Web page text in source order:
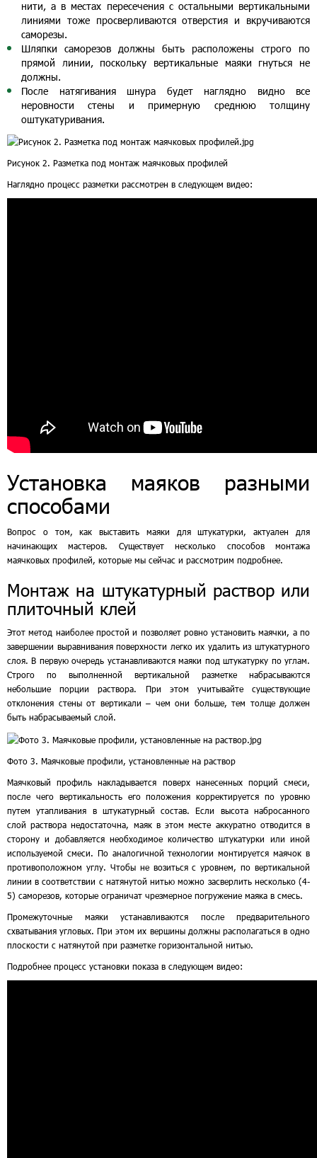
нити, а в местах пересечения с остальными вертикальными
линиями тоже просверливаются отверстия и вкручиваются
саморезы.
Шляпки саморезов должны быть расположены строго по
прямой линии, поскольку вертикальные маяки гнуться не
должны.
После натягивания шнура будет наглядно видно все
неровности стены и примерную среднюю толщину
оштукатуривания.
Рисунок 2. Разметка под монтаж маячковых профилей
Наглядно процесс разметки рассмотрен в следующем видео:
Установка маяков разными
способами
Вопрос о том, как выставить маяки для штукатурки, актуален для
начинающих мастеров. Существует несколько способов монтажа
маячковых профилей, которые мы сейчас и рассмотрим подробнее.
Монтаж на штукатурный раствор или
плиточный клей
Этот метод наиболее простой и позволяет ровно установить маячки, а по
завершении выравнивания поверхности легко их удалить из штукатурного
слоя. В первую очередь устанавливаются маяки под штукатурку по углам.
Строго по выполненной вертикальной разметке набрасываются
небольшие порции раствора. При этом учитывайте существующие
отклонения стены от вертикали – чем они больше, тем толще должен
быть набрасываемый слой.
Фото 3. Маячковые профили, установленные на раствор
Маячковый профиль накладывается поверх нанесенных порций смеси,
после чего вертикальность его положения корректируется по уровню
путем утапливания в штукатурный состав. Если высота набросанного
слой раствора недостаточна, маяк в этом месте аккуратно отводится в
сторону и добавляется необходимое количество штукатурки или иной
используемой смеси. По аналогичной технологии монтируется маячок в
противоположном углу. Чтобы не возиться с уровнем, по вертикальной
линии в соответствии с натянутой нитью можно засверлить несколько (4-
5) саморезов, которые ограничат чрезмерное погружение маяка в смесь.
Промежуточные маяки устанавливаются после предварительного
схватывания угловых. При этом их вершины должны располагаться в одно
плоскости с натянутой при разметке горизонтальной нитью.
Подробнее процесс установки показа в следующем видео: